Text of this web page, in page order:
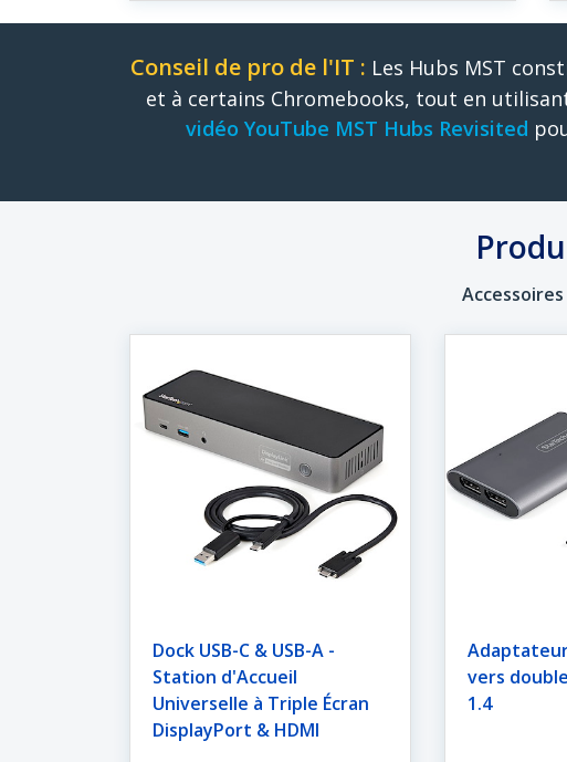
Conseil de pro de l'IT : Les Hubs MST
et à certains Chromebooks, tout en
vidéo YouTube MST Hubs Revisited
Dock USB-C & USB-A -
Station d'Accueil
Universelle à Triple Écran
DisplayPort & HDMI
vers
1.4